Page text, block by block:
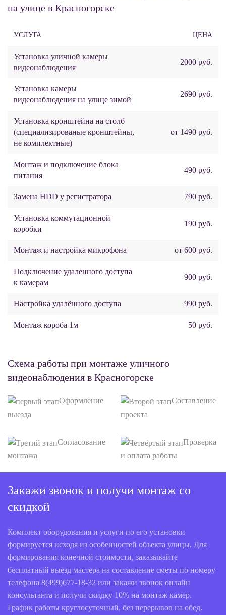
на улице в Красногорске
УСЛУГА ЦЕНА
Установка уличной камеры
видеонаблюдения
2000 руб.
Установка камеры
видеонаблюдения на улице зимой
2690 руб.
Установка кронштейна на столб
(специализированые кронштейны,
не комплектные)
от 1490 руб.
Монтаж и подключение блока
питания
490 руб.
Замена HDD у регистратора 790 руб.
Установка коммутационной
коробки
190 руб.
Монтаж и настройка микрофона от 600 руб.
Подключение удаленного доступа
к камерам
900 руб.
Настройка удалённого доступа 990 руб.
Монтаж короба 1м 50 руб.
Схема работы при монтаже уличного
видеонаблюдения в Красногорске
Оформление
выезда
Составление
проекта
Согласование
монтажа
Проверка
и оплата работы
Закажи звонок и получи монтаж со
скидкой
Комплект оборудования и услуги по его установки
формируется исходя из особенностей объекта улицы. Для
формирования конечной стоимости, заказывайте
бесплатный выезд мастера на составление сметы по номеру
телефона 8(499)677-18-32 или закажи звонок онлайн
консультанта и получи скидку 10% на монтаж камер.
График работы круглосуточный, без перерывов на обед.